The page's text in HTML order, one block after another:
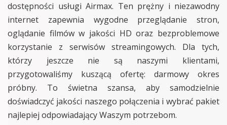
dostępności usługi Airmax. Ten prężny i niezawodny
internet zapewnia wygodne przeglądanie stron,
oglądanie filmów w jakości HD oraz bezproblemowe
korzystanie z serwisów streamingowych. Dla tych,
którzy jeszcze nie są naszymi klientami,
przygotowaliśmy kuszącą ofertę: darmowy okres
próbny. To świetna szansa, aby samodzielnie
doświadczyć jakości naszego połączenia i wybrać pakiet
najlepiej odpowiadający Waszym potrzebom.